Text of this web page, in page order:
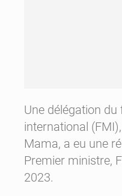
Une délégation
international
Mama, a eu une
Premier ministre,
2023.